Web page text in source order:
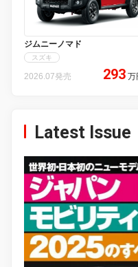
ジムニーノマド
スズキ
2026.07発売 293 万
Latest Issue